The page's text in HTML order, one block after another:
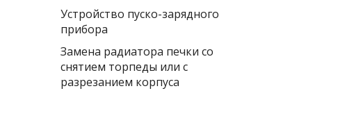
Устройство пуско-зарядного
прибора
Замена радиатора печки со
снятием торпеды или с
разрезанием корпуса